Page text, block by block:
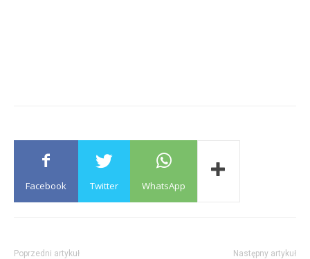
Facebook Twitter WhatsApp
Poprzedni artykuł Następny artykuł